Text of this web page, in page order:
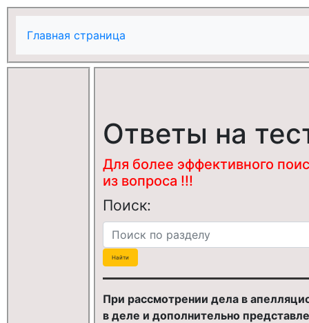
Главная страница
Ответы на
Для более эффективного
из вопроса !!!
Поиск:
При рассмотрении дела в
в деле и дополнительно